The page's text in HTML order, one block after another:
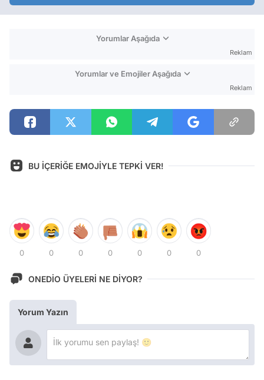
Yorumlar Aşağıda
Reklam
Yorumlar ve Emojiler Aşağıda
Reklam
BU İÇERİĞE EMOJİYLE TEPKİ VER!
0 0 0 0 0 0 0
ONEDİO ÜYELERİ NE DİYOR?
Yorum Yazın